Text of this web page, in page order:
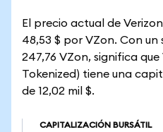
El precio actual de
48,53 $ por VZon. Con
247,76 VZon, significa
Tokenized) tiene una
de 12,02 mil $.
CAPITALIZACIÓN BURSÁTIL